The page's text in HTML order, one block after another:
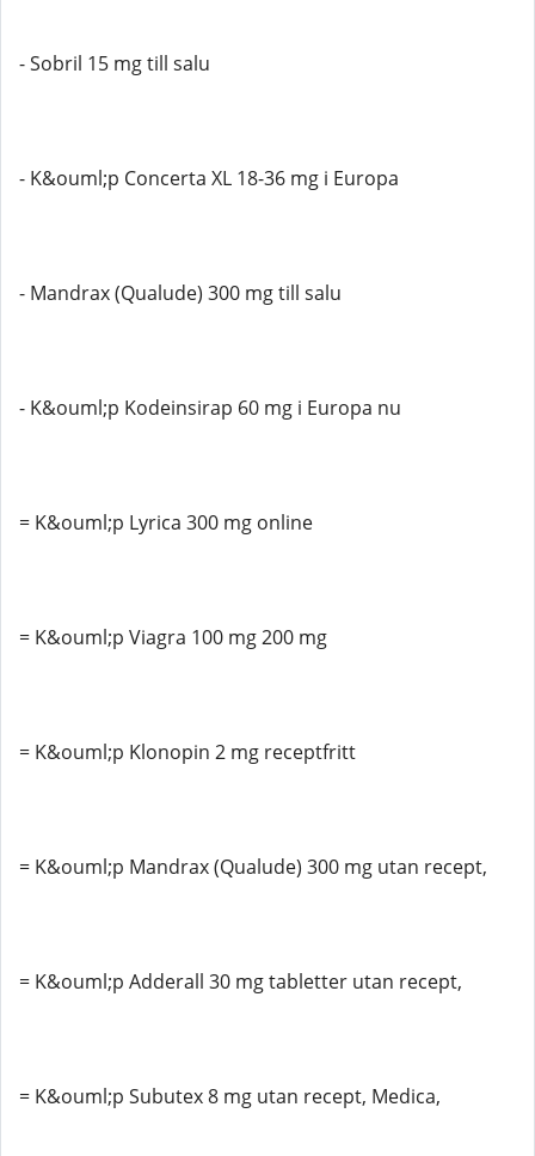
- Sobril 15 mg till salu
- K&ouml;p Concerta XL 18-36 mg i Europa
- Mandrax (Qualude) 300 mg till salu
- K&ouml;p Kodeinsirap 60 mg i Europa nu
= K&ouml;p Lyrica 300 mg online
= K&ouml;p Viagra 100 mg 200 mg
= K&ouml;p Klonopin 2 mg receptfritt
= K&ouml;p Mandrax (Qualude) 300 mg utan recept,
= K&ouml;p Adderall 30 mg tabletter utan recept,
= K&ouml;p Subutex 8 mg utan recept, Medica,